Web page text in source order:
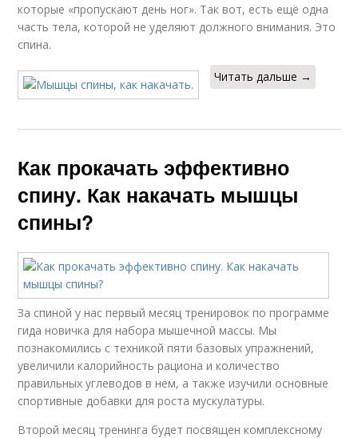
которые «пропускают день ног». Так вот, есть ещё одна
часть тела, которой не уделяют должного внимания. Это
спина.
Читать дальше →
Как прокачать эффективно
спину. Как накачать мышцы
спины?
За спиной у нас первый месяц тренировок по программе
гида новичка для набора мышечной массы. Мы
познакомились с техникой пяти базовых упражнений,
увеличили калорийность рациона и количество
правильных углеводов в нем, а также изучили основные
спортивные добавки для роста мускулатуры.
Второй месяц тренинга будет посвящен комплексному